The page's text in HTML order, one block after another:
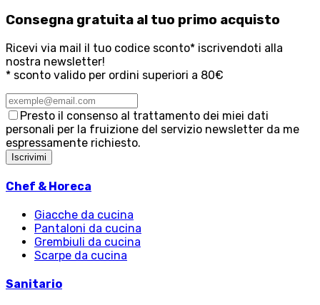
Consegna gratuita al tuo primo acquisto
Ricevi via mail il tuo codice sconto* iscrivendoti alla
nostra newsletter!
* sconto valido per ordini superiori a 80€
Presto il consenso al trattamento dei miei dati
personali per la fruizione del servizio newsletter da me
espressamente richiesto.
Iscrivimi
Chef & Horeca
Giacche da cucina
Pantaloni da cucina
Grembiuli da cucina
Scarpe da cucina
Sanitario